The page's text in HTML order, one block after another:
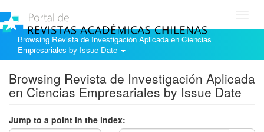
Browsing Revista de Investigación Aplicada en Ciencias
Empresariales by Issue Date
Browsing Revista de Investigación Aplicada
en Ciencias Empresariales by Issue Date
Jump to a point in the index: